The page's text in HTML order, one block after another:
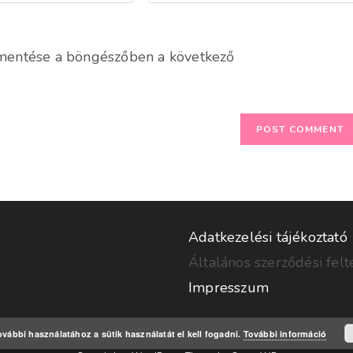
(optional)
a böngészőben a következő
Adatkezelési tájékoztató
Általános szerződési
Impresszum
használatához a sütik használatát el kell fogadni. További információ